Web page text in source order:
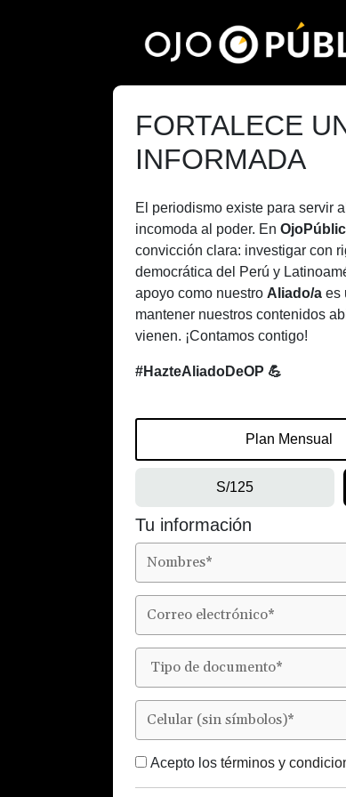
FORTALECE
INFORMADA
El periodismo existe para
incomoda al poder. En
convicción clara: investigar con
democrática del Perú y
apoyo como nuestro Aliado/a es
mantener nuestros contenidos
vienen. ¡Contamos contigo!
#HazteAliadoDeOP 💪
Plan Mensual
S/125
Tu información
Acepto los términos y